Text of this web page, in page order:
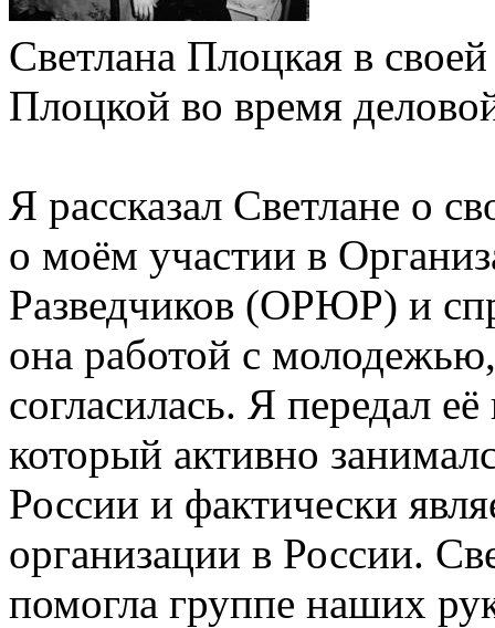
Светлана Плоцкая в
Плоцкой во время
Я рассказал Светлане о
о моём участии в
Разведчиков (ОРЮР) и
она работой с
согласилась. Я передал
который активно
России и фактически
организации в России.
помогла группе наших